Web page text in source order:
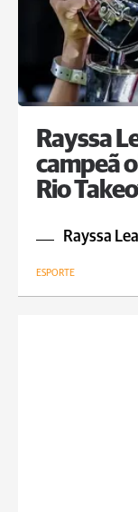
Rayssa
campeã
Rio
Rayssa
ESPORTE